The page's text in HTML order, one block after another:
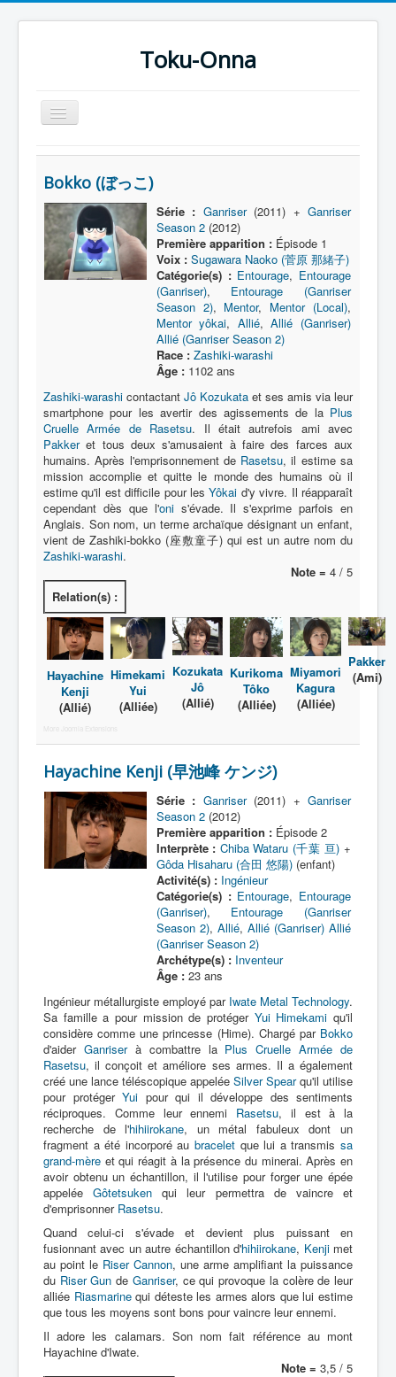
Toku-Onna
Basculer
la
Accueil
Toku-Actrices
Toku-Critiques
Séries
Films
Lexique
Tetsujin Ganriser Season 2 (鉄神
ガンライザー シーズン 2) = Dieu de
fer Ganriser Saison 2
Série
Personnages
Lieux
Épisodes
Références
Plus Cruelle Armée de Rasetsu
Autres
Déguisements
Amis
Bokko (ぼっこ)
Série : Ganriser(2011) + Ganriser
Season 2(2012)
Première apparition :Épisode 1
Voix : Sugawara Naoko (菅原 那緒子)
Catégorie(s) : Entourage, Entourage
(Ganriser), Entourage (Ganriser
Season 2), Mentor, Mentor (Local),
Mentor yôkai, Allié,Allié (Ganriser)
Allié (Ganriser Season 2)
Race : Zashiki-warashi
Âge :1102 ans
Zashiki-warashi contactant Jô Kozukata et ses amis via leur
smartphone pour les avertir des agissements de la Plus
Cruelle Armée de Rasetsu. Il était autrefois ami avec
Pakkeret tous deux s'amusaient à faire des farces aux
humains. Après l'emprisonnement de Rasetsu, il estime sa
mission accomplie et quitte le monde des humains où il
estime qu'il est difficile pour lesYôkai d'y vivre. Il réapparaît
cependant dès que l'onis'évade. Il s'exprime parfois en
Anglais. Son nom, un terme archaïque désignant un enfant,
vient de Zashiki-bokko (座敷童子) qui est un autre nom du
Zashiki-warashi.
Note = 4 / 5
Relation(s) :
Hayachine
Kenji
(Allié)
Himekami
Yui
(Alliée)
Kozukata
Jô
(Allié)
Kurikoma
Tôko
(Alliée)
Miyamori
Kagura
(Alliée)
Pakker
(Ami)
More Joomla Extensions
Hayachine Kenji (早池峰 ケンジ)
Série : Ganriser(2011) + Ganriser
Season 2(2012)
Première apparition :Épisode 2
Interprète : Chiba Wataru (千葉 亘) +
Gôda Hisaharu (合田 悠陽)(enfant)
Activité(s) : Ingénieur
Catégorie(s) : Entourage, Entourage
(Ganriser), Entourage (Ganriser
Season 2), Allié, Allié (Ganriser) Allié
(Ganriser Season 2)
Archétype(s) : Inventeur
Âge :23 ans
Ingénieur métallurgiste employé par Iwate Metal Technology.
Sa famille a pour mission de protéger Yui Himekami qu'il
considère comme une princesse (Hime). Chargé par Bokko
d'aider Ganriserà combattre la Plus Cruelle Armée de
Rasetsu, il conçoit et améliore ses armes. Il a également
créé une lance téléscopique appelée Silver Spearqu'il utilise
pour protéger Yui pour qui il développe des sentiments
réciproques. Comme leur ennemi Rasetsu, il est à la
recherche de l'hihiirokane, un métal fabuleux dont un
fragment a été incorporé au bracelet que lui a transmis sa
grand-mère et qui réagit à la présence du minerai. Après en
avoir obtenu un échantillon, il l'utilise pour forger une épée
appeléeGôtetsuken qui leur permettra de vaincre et
d'emprisonner Rasetsu.
Quand celui-ci s'évade et devient plus puissant en
fusionnant avec un autre échantillon d'hihiirokane, Kenjimet
au point le Riser Cannon, une arme amplifiant la puissance
du Riser Gun de Ganriser, ce qui provoque la colère de leur
alliée Riasmarinequi déteste les armes alors que lui estime
que tous les moyens sont bons pour vaincre leur ennemi.
Il adore les calamars. Son nom fait référence au mont
Hayachine d'Iwate.
Note = 3,5 / 5